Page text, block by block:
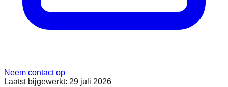
Neem contact op
Laatst bijgewerkt: 29 juli 2026